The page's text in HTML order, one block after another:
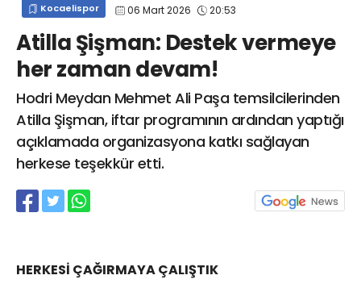
Kocaelispor 06 Mart 2026 20:53
Atilla Şişman: Destek vermeye
her zaman devam!
Hodri Meydan Mehmet Ali Paşa temsilcilerinden
Atilla Şişman, iftar programının ardından yaptığı
açıklamada organizasyona katkı sağlayan
herkese teşekkür etti.
HERKESİ ÇAĞIRMAYA ÇALIŞTIK
info@spor41.com